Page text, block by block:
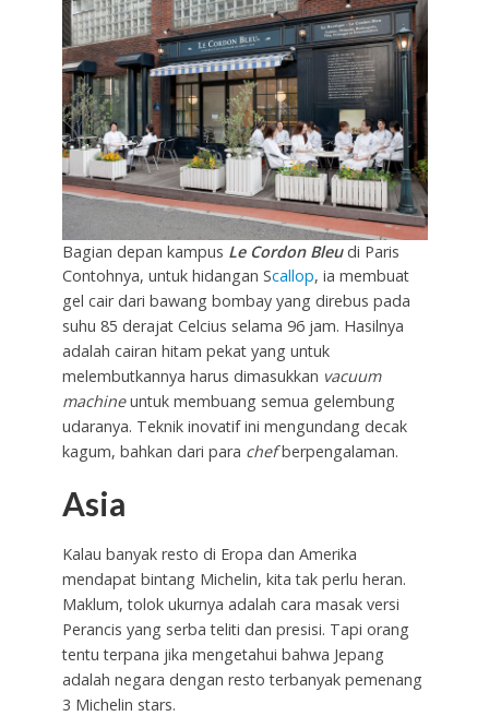
Bagian depan kampus Le Cordon Bleudi Paris
Contohnya, untuk hidangan Scallop, ia membuat
gel cair dari bawang bombay yang direbus pada
suhu 85 derajat Celcius selama 96 jam. Hasilnya
adalah cairan hitam pekat yang untuk
melembutkannya harus dimasukkan vacuum
machineuntuk membuang semua gelembung
udaranya. Teknik inovatif ini mengundang decak
kagum, bahkan dari para chefberpengalaman.
Asia
Kalau banyak resto di Eropa dan Amerika
mendapat bintang Michelin, kita tak perlu heran.
Maklum, tolok ukurnya adalah cara masak versi
Perancis yang serba teliti dan presisi. Tapi orang
tentu terpana jika mengetahui bahwa Jepang
adalah negara dengan resto terbanyak pemenang
3 Michelin stars.